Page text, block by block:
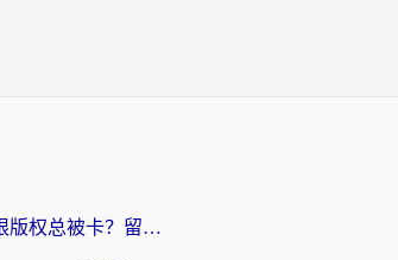
海外看优酷有限版权总被卡？留学生亲测有效的回国加速器选择指南